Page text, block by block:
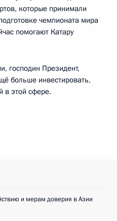
которые принимали
чемпионата мира
помогают Катару
господин Президент,
больше инвестировать,
в этой сфере.
и мерам доверия в Азии